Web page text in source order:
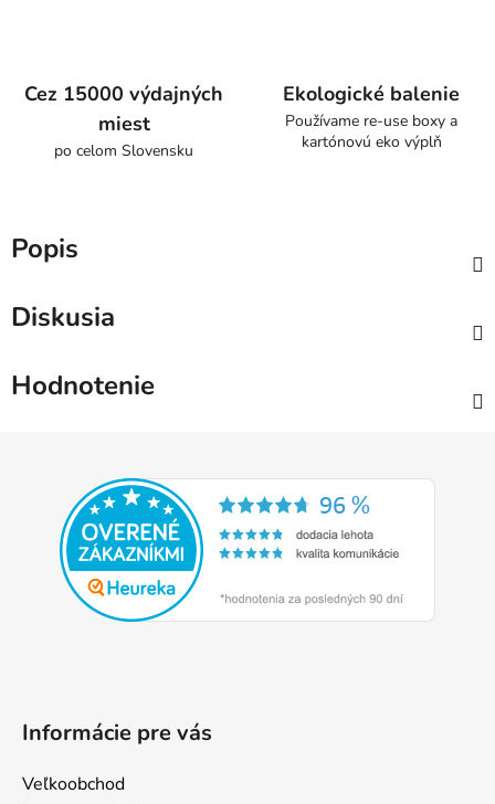
Cez 15000 výdajných
miest
po celom Slovensku
Ekologické balenie
Používame re-use boxy a
kartónovú eko výplň
Popis
Diskusia
Hodnotenie
Informácie pre vás
Veľkoobchod